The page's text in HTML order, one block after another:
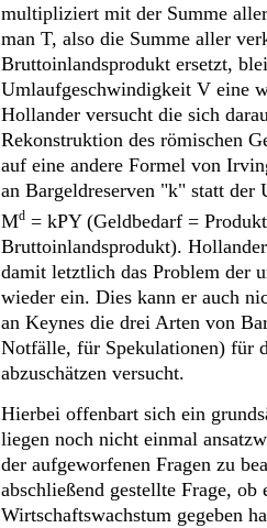
multipliziert mit der Summe
man T, also die Summe aller
Bruttoinlandsprodukt ersetzt,
Umlaufgeschwindigkeit V eine
Hollander versucht die sich
Rekonstruktion des römischen
auf eine andere Formel von
an Bargeldreserven "k" statt
Md = kPY (Geldbedarf =
Bruttoinlandsprodukt).
damit letztlich das Problem der
wieder ein. Dies kann er auch
an Keynes die drei Arten von
Notfälle, für Spekulationen) für
abzuschätzen versucht.
Hierbei offenbart sich ein
liegen noch nicht einmal
der aufgeworfenen Fragen zu
abschließend gestellte Frage,
Wirtschaftswachstum gegeben